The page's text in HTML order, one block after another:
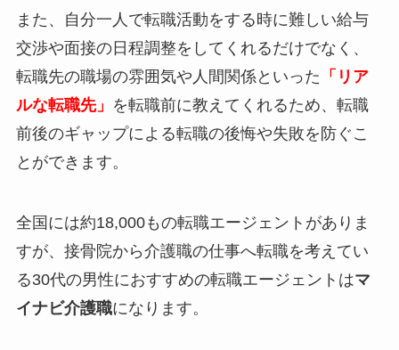
また、自分一人で転職活動をする時に難しい給与
交渉や面接の日程調整をしてくれるだけでなく、
転職先の職場の雰囲気や人間関係といった 「リア
ルな転職先」 を転職前に教えてくれるため、転職
前後のギャップによる転職の後悔や失敗を防ぐこ
とができます。
全国には約18,000もの転職エージェントがありま
すが、接骨院から介護職の仕事へ転職を考えてい
る30代の男性におすすめの転職エージェントはマ
イナビ介護職になります。